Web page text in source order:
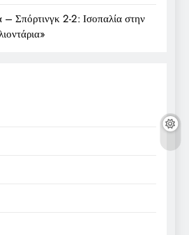
Σπόρτινγκ 2-2: Ισοπαλία στην